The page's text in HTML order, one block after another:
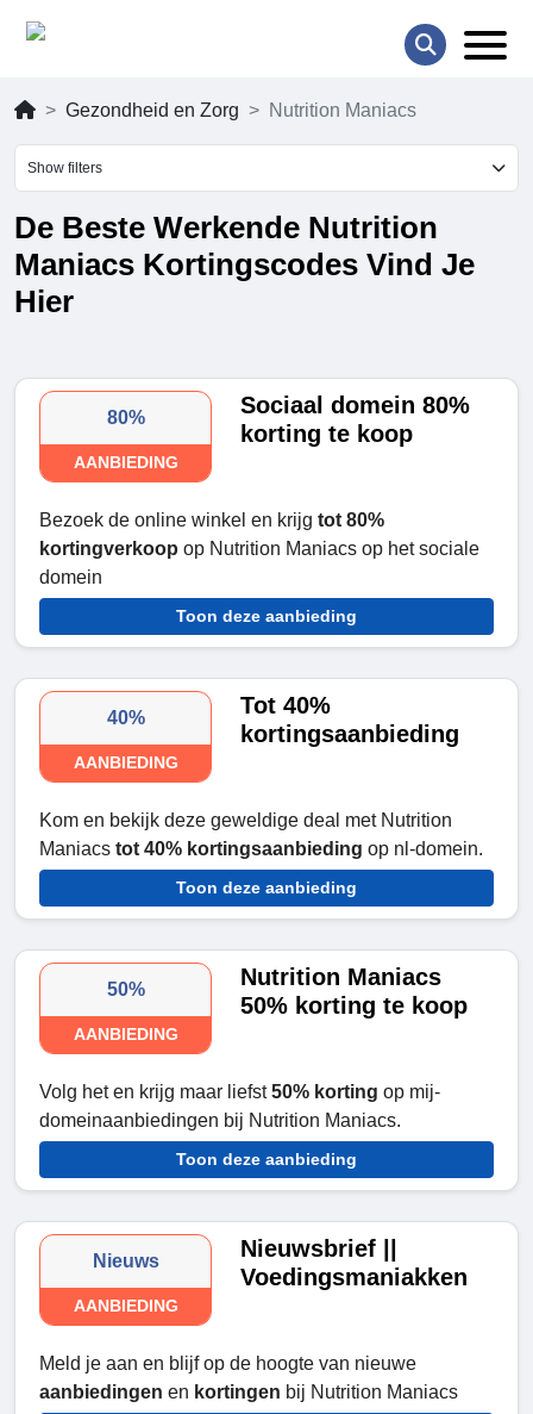
Gezondheid en Zorg Nutrition Maniacs
Show filters
De Beste Werkende Nutrition
Maniacs Kortingscodes Vind Je
Hier
80%
AANBIEDING
Sociaal domein 80%
korting te koop
Bezoek de online winkel en krijg tot 80%
kortingverkoop op Nutrition Maniacs op het sociale
domein
Toon deze aanbieding
40%
AANBIEDING
Tot 40%
kortingsaanbieding
Kom en bekijk deze geweldige deal met Nutrition
Maniacs tot 40% kortingsaanbieding op nl-domein.
Toon deze aanbieding
50%
AANBIEDING
Nutrition Maniacs
50% korting te koop
Volg het en krijg maar liefst50% korting op mij-
domeinaanbiedingen bij Nutrition Maniacs.
Toon deze aanbieding
Nieuws
AANBIEDING
Nieuwsbrief ||
Voedingsmaniakken
Meld je aan en blijf op de hoogte van nieuwe
aanbiedingen en kortingen bij Nutrition Maniacs